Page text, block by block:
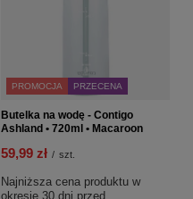
PROMOCJA PRZECENA
Butelka na wodę - Contigo
Ashland • 720ml • Macaroon
59,99 zł / szt.
Najniższa cena produktu w
okresie 30 dni przed